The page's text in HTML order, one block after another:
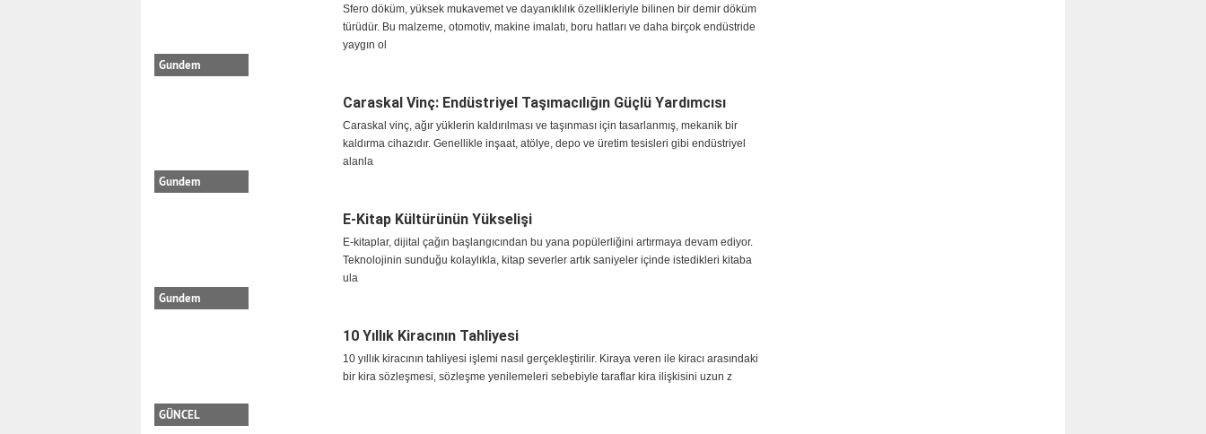
Gundem
Sfero döküm, yüksek mukavemet ve dayanıklılık özellikleriyle bilinen bir demir döküm
türüdür. Bu malzeme, otomotiv, makine imalatı, boru hatları ve daha birçok endüstride
yaygın ol
Gundem
Caraskal Vinç: Endüstriyel Taşımacılığın Güçlü Yardımcısı
Caraskal vinç, ağır yüklerin kaldırılması ve taşınması için tasarlanmış, mekanik bir
kaldırma cihazıdır. Genellikle inşaat, atölye, depo ve üretim tesisleri gibi endüstriyel
alanla
Gundem
E-Kitap Kültürünün Yükselişi
E-kitaplar, dijital çağın başlangıcından bu yana popülerliğini artırmaya devam ediyor.
Teknolojinin sunduğu kolaylıkla, kitap severler artık saniyeler içinde istedikleri kitaba
ula
GÜNCEL
10 Yıllık Kiracının Tahliyesi
10 yıllık kiracının tahliyesi işlemi nasıl gerçekleştirilir. Kiraya veren ile kiracı arasındaki
bir kira sözleşmesi, sözleşme yenilemeleri sebebiyle taraflar kira ilişkisini uzun z